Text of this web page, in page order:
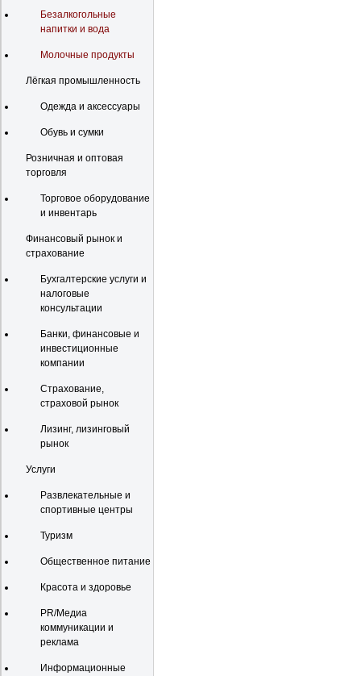
Безалкогольные
напитки и вода
Молочные продукты
Лёгкая промышленность
Одежда и аксессуары
Обувь и сумки
Розничная и оптовая
торговля
Торговое оборудование
и инвентарь
Финансовый рынок и
страхование
Бухгалтерские услуги и
налоговые
консультации
Банки, финансовые и
инвестиционные
компании
Страхование,
страховой рынок
Лизинг, лизинговый
рынок
Услуги
Развлекательные и
спортивные центры
Туризм
Общественное питание
Красота и здоровье
PR/Медиа
коммуникации и
реклама
Информационные